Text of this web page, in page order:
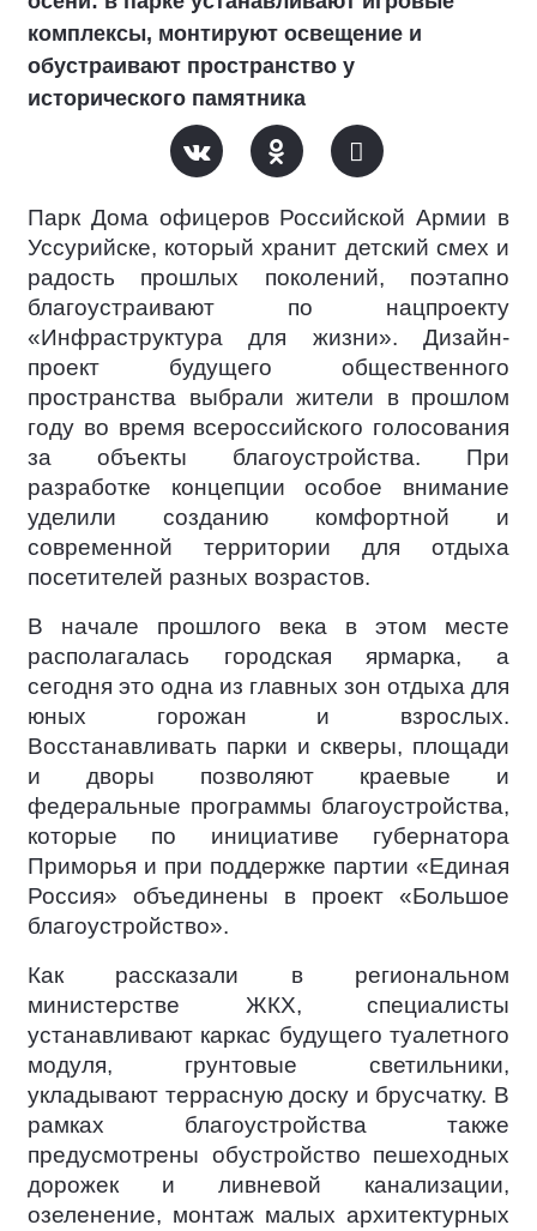
комплексы, монтируют освещение и
обустраивают пространство у
исторического памятника
Парк Дома офицеров Российской Армии в
Уссурийске, который хранит детский смех и
радость прошлых поколений, поэтапно
благоустраивают по нацпроекту
«Инфраструктура для жизни». Дизайн-
проект будущего общественного
пространства выбрали жители в прошлом
году во время всероссийского голосования
за объекты благоустройства. При
разработке концепции особое внимание
уделили созданию комфортной и
современной территории для отдыха
посетителей разных возрастов.
В начале прошлого века в этом месте
располагалась городская ярмарка, а
сегодня это одна из главных зон отдыха для
юных горожан и взрослых.
Восстанавливать парки и скверы, площади
и дворы позволяют краевые и
федеральные программы благоустройства,
которые по инициативе губернатора
Приморья и при поддержке партии «Единая
Россия» объединены в проект «Большое
благоустройство».
Как рассказали в региональном
министерстве ЖКХ, специалисты
устанавливают каркас будущего туалетного
модуля, грунтовые светильники,
укладывают террасную доску и брусчатку. В
рамках благоустройства также
предусмотрены обустройство пешеходных
дорожек и ливневой канализации,
озеленение, монтаж малых архитектурных